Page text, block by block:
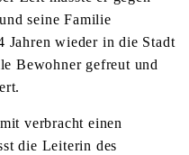
seine Familie
Jahren wieder in die Stadt
Bewohner gefreut und
verbracht einen
die Leiterin des